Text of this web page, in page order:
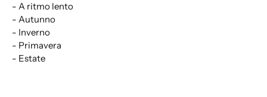
- A ritmo lento
- Autunno
- Inverno
- Primavera
- Estate